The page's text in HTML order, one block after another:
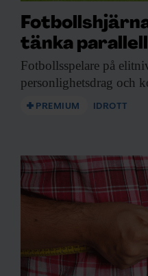
tänka
Fotbollsspelare på
personlighetsdrag och
PREMIUM IDROTT